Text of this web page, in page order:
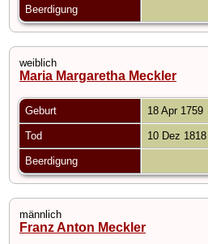
Beerdigung
weiblich
Maria Margaretha Meckler
Geburt 18 Apr 1759
Tod 10 Dez 1818
Beerdigung
männlich
Franz Anton Meckler